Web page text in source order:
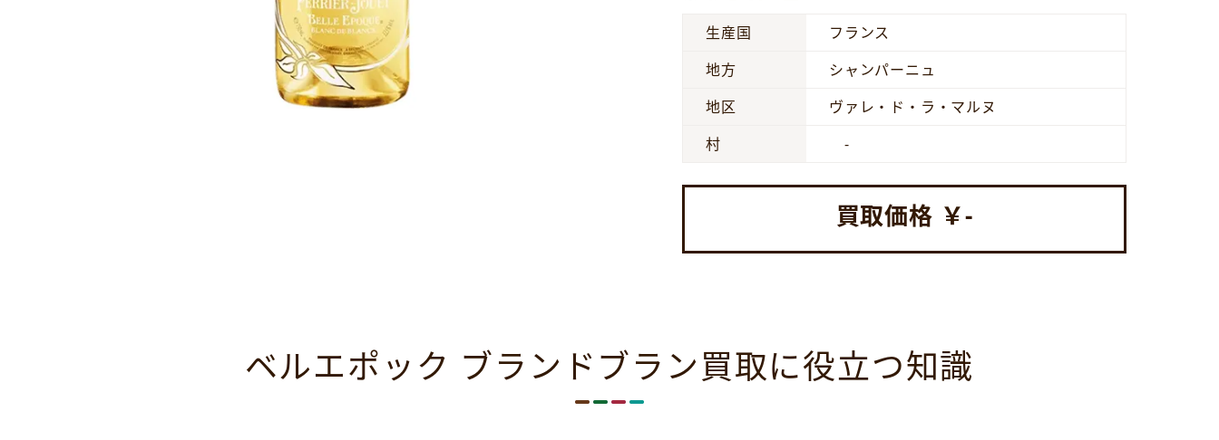
生産国
フランス
地方
シャンパーニュ
地区
ヴァレ・ド・ラ・マルヌ
村
-
買取価格 ￥-
ベルエポック ブランドブラン買取に役立つ知識